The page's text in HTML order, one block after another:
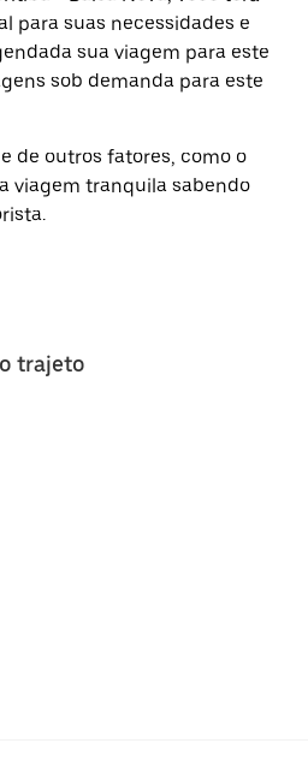
para suas necessidades e
sua viagem para este
sob demanda para este
de outros fatores, como o
viagem tranquila sabendo
trajeto